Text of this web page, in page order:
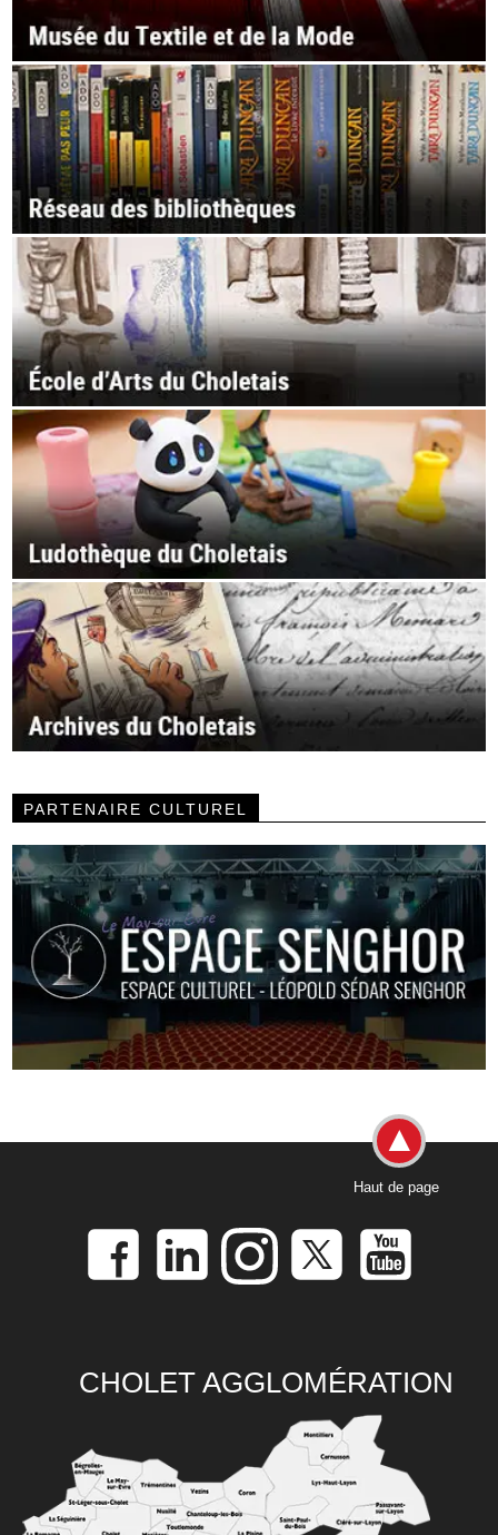
PARTENAIRE CULTUREL
Haut de page
CHOLET AGGLOMÉRATION